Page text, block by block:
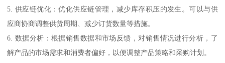
5. 供应链优化：优化供应链管理，减少库存积压的发生。可以与供
应商协商调整供货周期、减少订货数量等措施。
6. 数据分析：根据销售数据和市场反馈，对销售情况进行分析，了
解产品的市场需求和消费者偏好，以便调整产品策略和采购计划。